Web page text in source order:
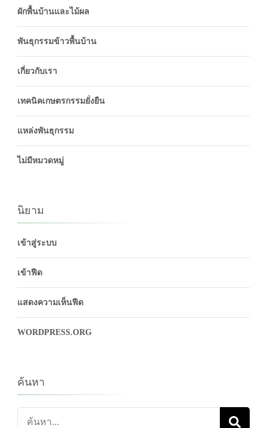
ผักพื้นบ้านและไม้ผล
พันธุกรรมข้าวพื้นบ้าน
เกี่ยวกับเรา
เทคนิคเกษตรกรรมยั่งยืน
แหล่งพันธุกรรม
ไม่มีหมวดหมู่
นิยาม
เข้าสู่ระบบ
เข้าฟีด
แสดงความเห็นฟีด
WORDPRESS.ORG
ค้นหา
ค้นหา